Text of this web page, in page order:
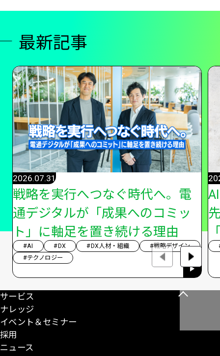
最新記事
戦略を実行へつなぐ時代へ。電
通デジタルが「成果へのコミッ
ト」に軸足を置き続ける理由
2026.07.31
#AI #DX #DX人材・組織
#戦略デザイン
#テクノロジー
こ
サービス
ナレッジ
イベント＆セミナー
採用
ニュース